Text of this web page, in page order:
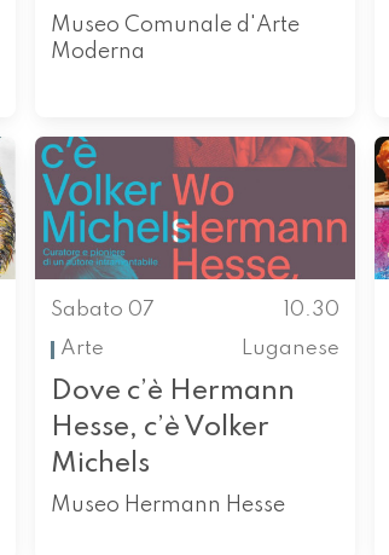
Museo Comunale d'Arte
Moderna
Sabato 07
10.30
Arte
Luganese
Dove c’è Hermann
Hesse, c’è Volker
Michels
Museo Hermann Hesse